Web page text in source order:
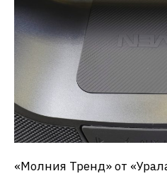
«Молния Тренд» от